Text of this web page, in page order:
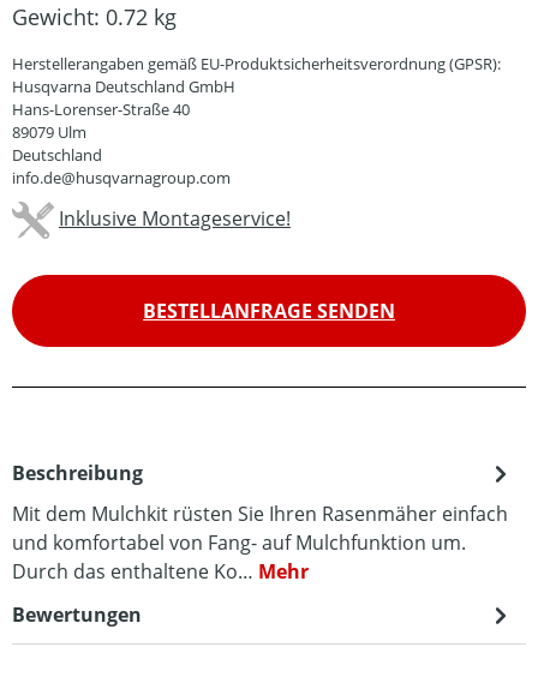
Gewicht: 0.72 kg
Herstellerangaben gemäß EU-Produktsicherheitsverordnung (GPSR):
Husqvarna Deutschland GmbH
Hans-Lorenser-Straße 40
89079 Ulm
Deutschland
info.de@husqvarnagroup.com
Inklusive Montageservice!
BESTELLANFRAGE SENDEN
Beschreibung
Mit dem Mulchkit rüsten Sie Ihren Rasenmäher einfach
und komfortabel von Fang- auf Mulchfunktion um.
Durch das enthaltene Ko… Mehr
Bewertungen